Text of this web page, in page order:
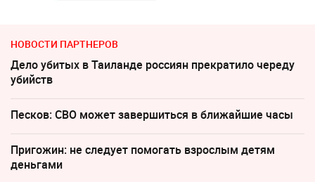
НОВОСТИ ПАРТНЕРОВ
Дело убитых в Таиланде россиян прекратило череду
убийств
Песков: СВО может завершиться в ближайшие часы
Пригожин: не следует помогать взрослым детям
деньгами